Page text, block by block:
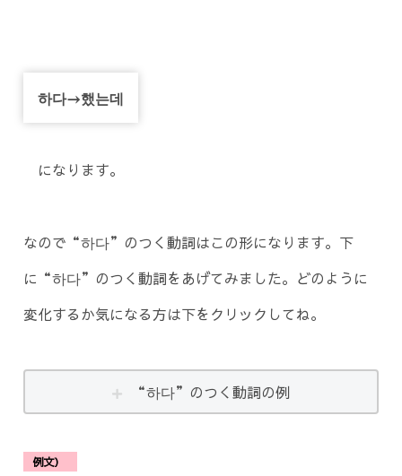
하다→했는데
になります。
なので“하다”のつく動詞はこの形になります。下
に“하다”のつく動詞をあげてみました。どのように
変化するか気になる方は下をクリックしてね。
“하다”のつく動詞の例
例文）